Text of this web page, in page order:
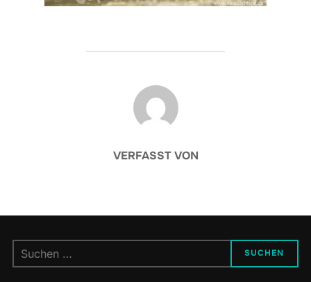
BEITRAGSAUTOR
VERFASST VON
nach:
SUCHEN